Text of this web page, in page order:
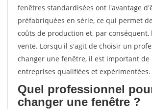
fenêtres standardisées ont l'avantage
préfabriquées en série, ce qui permet
coûts de production et, par conséquent,
vente. Lorsqu'il s'agit de choisir un
changer une fenêtre, il est important de
entreprises qualifiées et expérimentées.
Quel professionnel
changer une fenêtre ?